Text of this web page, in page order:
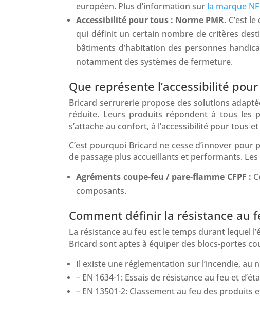
européen. Plus d’information sur la marque
Accessibilité pour tous : Norme PMR. C’est
qui définit un certain nombre de critères
bâtiments d’habitation des personnes
notamment des systèmes de fermeture.
Que représente l’accessibilité
Bricard serrurerie propose des solutions
réduite. Leurs produits répondent à tous les
s’attache au confort, à l’accessibilité pour tous
C’est pourquoi Bricard ne cesse d’innover
de passage plus accueillants et performants.
Agréments coupe-feu / pare-flamme CFPF :
composants.
Comment définir la résistance au
La résistance au feu est le temps durant lequel
Bricard sont aptes à équiper des blocs-portes
Il existe une réglementation sur l’incendie, au
– EN 1634-1: Essais de résistance au feu et
– EN 13501-2: Classement au feu des